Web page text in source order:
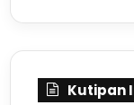
Kutipan